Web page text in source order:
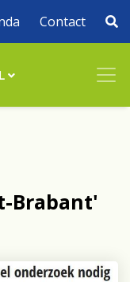
Contact
Brabant'